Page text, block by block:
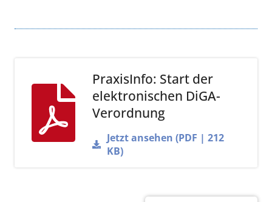
PraxisInfo: Start der
elektronischen DiGA-
Verordnung
Jetzt ansehen (PDF | 212
KB)